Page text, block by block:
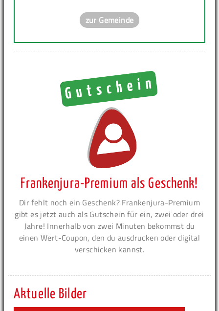
zur Gemeinde
Frankenjura-Premium als Geschenk!
Dir fehlt noch ein Geschenk? Frankenjura-Premium
gibt es jetzt auch als Gutschein für ein, zwei oder drei
Jahre! Innerhalb von zwei Minuten bekommst du
einen Wert-Coupon, den du ausdrucken oder digital
verschicken kannst.
Aktuelle Bilder